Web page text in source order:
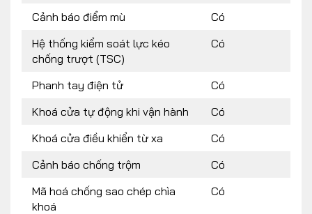
Cảnh báo điểm mù
Có
Hệ thống kiểm soát lực kéo
chống trượt (TSC)
Có
Phanh tay điện tử
Có
Khoá cửa tự động khi vận hành
Có
Khoá cửa điều khiển từ xa
Có
Cảnh báo chống trộm
Có
Mã hoá chống sao chép chìa
khoá
Có